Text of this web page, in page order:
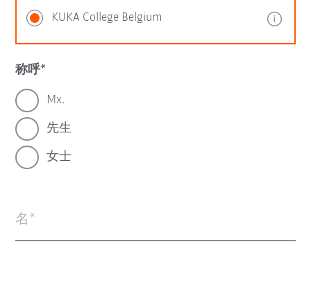
KUKA College Belgium
称呼
Mx.
先生
女士
名